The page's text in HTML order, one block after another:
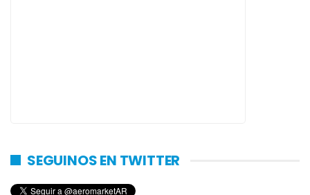
SEGUINOS EN TWITTER